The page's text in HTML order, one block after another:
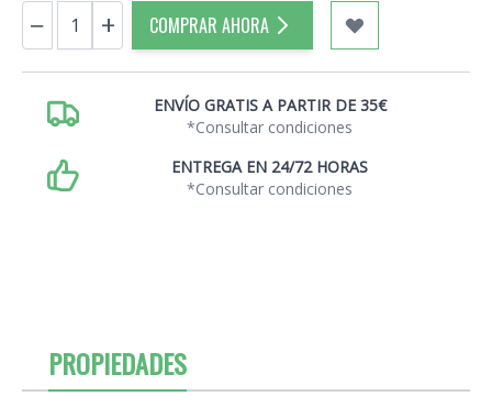
Cantidad
− + COMPRAR AHORA
ENVÍO GRATIS A PARTIR DE 35€
*Consultar condiciones
ENTREGA EN 24/72 HORAS
*Consultar condiciones
PROPIEDADES